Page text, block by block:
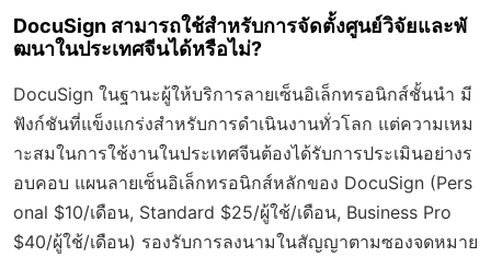
DocuSign สามารถใช้สำหรับการจัดตั้งศูนย์วิจัยและพั
ฒนาในประเทศจีนได้หรือไม่?
DocuSign ในฐานะผู้ให้บริการลายเซ็นอิเล็กทรอนิกส์ชั้นนำ มี
ฟังก์ชันที่แข็งแกร่งสำหรับการดำเนินงานทั่วโลก แต่ความเหม
าะสมในการใช้งานในประเทศจีนต้องได้รับการประเมินอย่างร
อบคอบ แผนลายเซ็นอิเล็กทรอนิกส์หลักของ DocuSign (Pers
onal $10/เดือน, Standard $25/ผู้ใช้/เดือน, Business Pro
$40/ผู้ใช้/เดือน) รองรับการลงนามในสัญญาตามซองจดหมาย